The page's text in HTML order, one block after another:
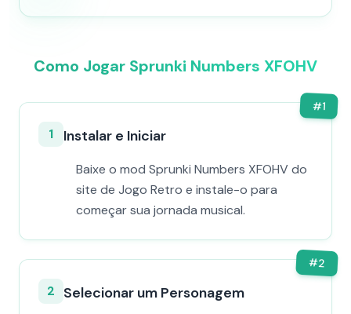
Como Jogar Sprunki Numbers XFOHV
#1
1 Instalar e Iniciar
Baixe o mod Sprunki Numbers XFOHV do
site de Jogo Retro e instale-o para
começar sua jornada musical.
#2
2 Selecionar um Personagem